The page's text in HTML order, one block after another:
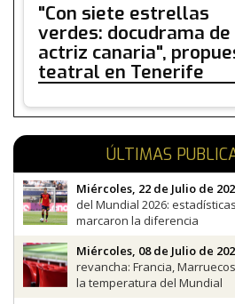
"Con siete estrellas
verdes: docudrama de
actriz canaria",
teatral en Tenerife
ÚLTIMAS
Miércoles, 22 de Julio de
del Mundial 2026:
marcaron la diferencia
Miércoles, 08 de Julio de
revancha: Francia,
la temperatura del Mundial